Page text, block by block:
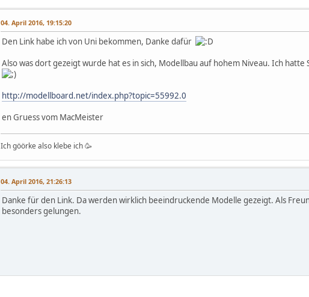
04. April 2016, 19:15:20
Den Link habe ich von Uni bekommen, Danke dafür
Also was dort gezeigt wurde hat es in sich, Modellbau auf hohem Niveau. Ich
http://modellboard.net/index.php?topic=55992.0
en Gruess vom MacMeister
Ich göörke also klebe ich 🥳
04. April 2016, 21:26:13
Danke für den Link. Da werden wirklich beeindruckende Modelle gezeigt. Als
besonders gelungen.